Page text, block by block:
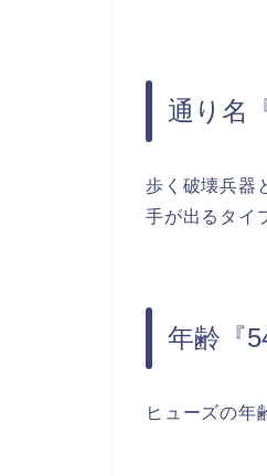
通り名
歩く破壊兵器
手が出るタイ
年齢『
ヒューズの年